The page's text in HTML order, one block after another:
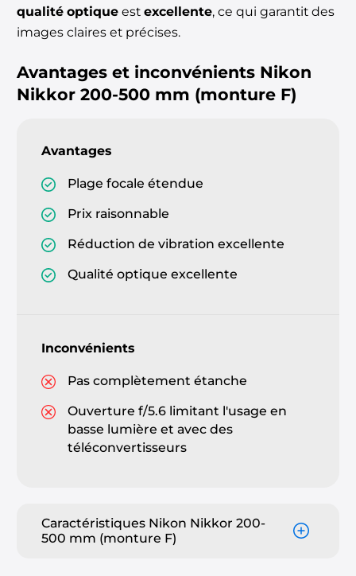
qualité optique est excellente, ce qui garantit des
images claires et précises.
Avantages et inconvénients Nikon
Nikkor 200-500 mm (monture F)
Avantages
Plage focale étendue
Prix raisonnable
Réduction de vibration excellente
Qualité optique excellente
Inconvénients
Pas complètement étanche
Ouverture f/5.6 limitant l'usage en
basse lumière et avec des
téléconvertisseurs
Caractéristiques Nikon Nikkor 200-
500 mm (monture F)